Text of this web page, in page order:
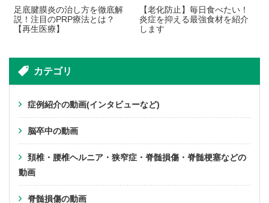
足底腱膜炎の治し方を徹底解
説！注目のPRP療法とは？
【再生医療】
【老化防止】毎日食べたい！
炎症を抑える最強食材を紹介
します
カテゴリ
症例紹介の動画(インタビューなど)
脳卒中の動画
頚椎・腰椎ヘルニア・狭窄症・脊髄損傷・脊髄梗塞などの
動画
脊髄損傷の動画